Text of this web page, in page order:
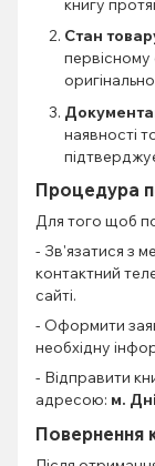
книгу
Стан
первісному
наявності
Процедура
Для того щоб
- Зв'язатися з
контактний
сайті.
- Оформити
необхідну
- Відправити
адресою: м.
Повернення